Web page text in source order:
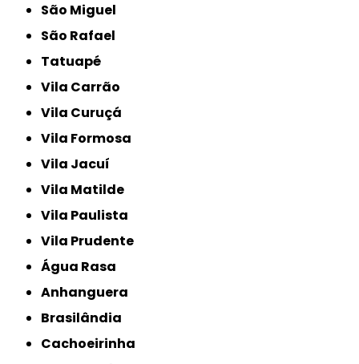
São Miguel
São Rafael
Tatuapé
Vila Carrão
Vila Curuçá
Vila Formosa
Vila Jacuí
Vila Matilde
Vila Paulista
Vila Prudente
Água Rasa
Anhanguera
Brasilândia
Cachoeirinha